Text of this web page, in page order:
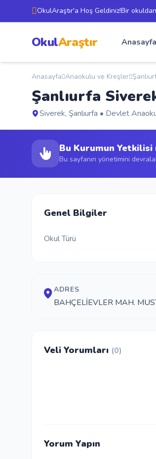
OkulAraştır'a Hoş Geldiniz!Bir
OkulAraştır Anasayfa
Anasayfa Anaokulu ve Kreşler
Şanlıurfa
Siverek, Şanlıurfa • Devlet
Bu Kurumun Yetkilisi
Bu sayfanın yönetimini
Genel Bilgiler
Okul Türü
ADRES
BAHÇELİEVLER MAH.
Veli Yorumları (0)
Yorum Yapın